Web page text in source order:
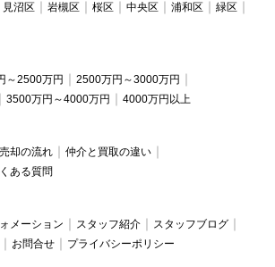
見沼区 岩槻区 桜区 中央区 浦和区
緑区
～2500万円
2500万円～3000万円
3500万円～4000万円 4000万円以上
売却の流れ
仲介と買取の違い
ある質問
メーション スタッフ紹介
スタッフブログ
お問合せ プライバシーポリシー